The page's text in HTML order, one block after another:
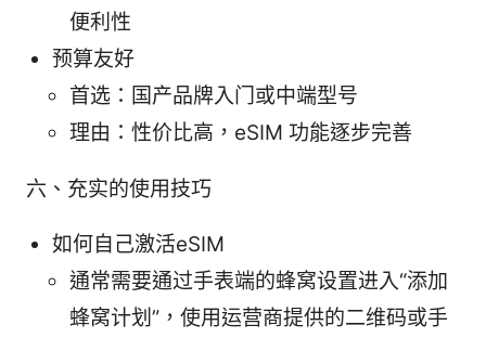
便利性
预算友好
首选：国产品牌入门或中端型号
理由：性价比高，eSIM 功能逐步完善
六、充实的使用技巧
如何自己激活eSIM
通常需要通过手表端的蜂窝设置进入“添加
蜂窝计划”，使用运营商提供的二维码或手